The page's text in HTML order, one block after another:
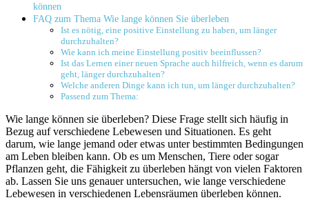
können
FAQ zum Thema Wie lange können Sie überleben
Ist es nötig, eine positive Einstellung zu haben, um länger
durchzuhalten?
Wie kann ich meine Einstellung positiv beeinflussen?
Ist das Lernen einer neuen Sprache auch hilfreich, wenn es darum
geht, länger durchzuhalten?
Welche anderen Dinge kann ich tun, um länger durchzuhalten?
Passend zum Thema:
Wie lange können sie überleben? Diese Frage stellt sich häufig in
Bezug auf verschiedene Lebewesen und Situationen. Es geht
darum, wie lange jemand oder etwas unter bestimmten Bedingungen
am Leben bleiben kann. Ob es um Menschen, Tiere oder sogar
Pflanzen geht, die Fähigkeit zu überleben hängt von vielen Faktoren
ab. Lassen Sie uns genauer untersuchen, wie lange verschiedene
Lebewesen in verschiedenen Lebensräumen überleben können.